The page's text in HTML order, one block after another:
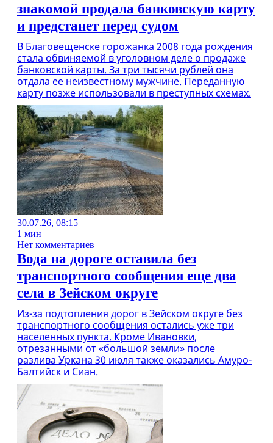
знакомой продала банковскую карту
и предстанет перед судом
В Благовещенске горожанка 2008 года рождения
стала обвиняемой в уголовном деле о продаже
банковской карты. За три тысячи рублей она
отдала ее неизвестному мужчине. Переданную
карту позже использовали в преступных схемах.
30.07.26, 08:15
1 мин
Нет комментариев
Вода на дороге оставила без
транспортного сообщения еще два
села в Зейском округе
Из-за подтопления дорог в Зейском округе без
транспортного сообщения остались уже три
населенных пункта. Кроме Ивановки,
отрезанными от «большой земли» после
разлива Уркана 30 июля также оказались Амуро-
Балтийск и Сиан.